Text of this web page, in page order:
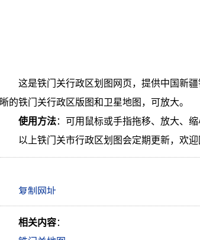
这是铁门关行政区划图网页，提供中国新
晰的铁门关行政区版图和卫星地图，可放大。
使用方法：可用鼠标或手指拖移、放大、
以上铁门关市行政区划图会定期更新，欢迎
相关内容：